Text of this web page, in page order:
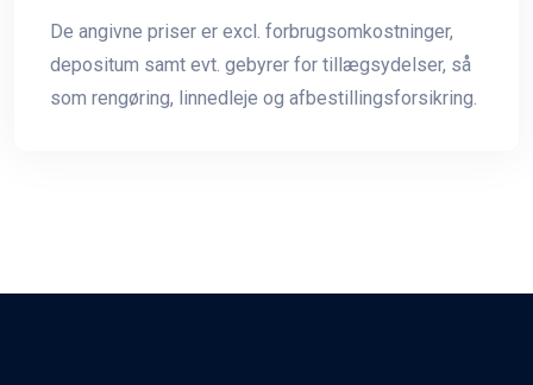
De angivne priser er excl. forbrugsomkostninger,
depositum samt evt. gebyrer for tillægsydelser, så
som rengøring, linnedleje og afbestillingsforsikring.